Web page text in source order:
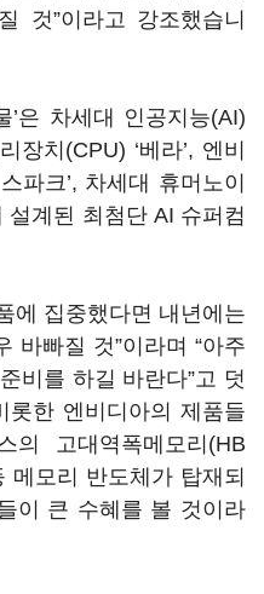
것”이라고 강조했습니
’은 차세대 인공지능(AI)
장치(CPU) ‘베라’, 엔비
파크’, 차세대 휴머노이
계된 최첨단 AI 슈퍼컴
에 집중했다면 내년에는
바빠질 것”이라며 “아주
비를 하길 바란다”고 덧
롯한 엔비디아의 제품들
의 고대역폭메모리(HB
메모리 반도체가 탑재되
이 큰 수혜를 볼 것이라